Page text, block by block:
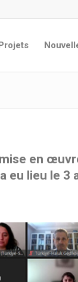
en
eu lieu le 3